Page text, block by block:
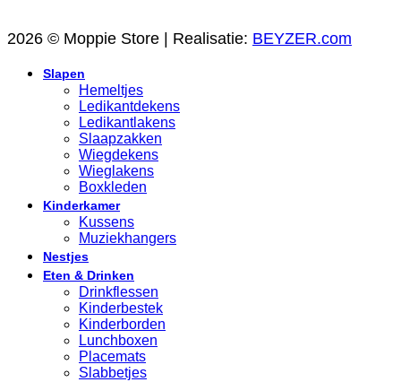
2026 © Moppie Store | Realisatie: BEYZER.com
Slapen
Hemeltjes
Ledikantdekens
Ledikantlakens
Slaapzakken
Wiegdekens
Wieglakens
Boxkleden
Kinderkamer
Kussens
Muziekhangers
Nestjes
Eten & Drinken
Drinkflessen
Kinderbestek
Kinderborden
Lunchboxen
Placemats
Slabbetjes